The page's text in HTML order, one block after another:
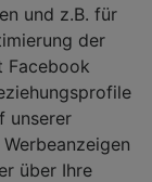
und z.B. für
der
Facebook
unserer
über Ihre